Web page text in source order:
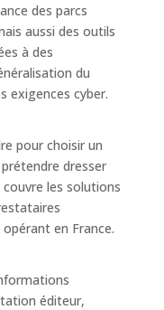
des parcs
aussi des outils
à des
du
exigences cyber.
pour choisir un
dresser
les solutions
en France.
éditeur,